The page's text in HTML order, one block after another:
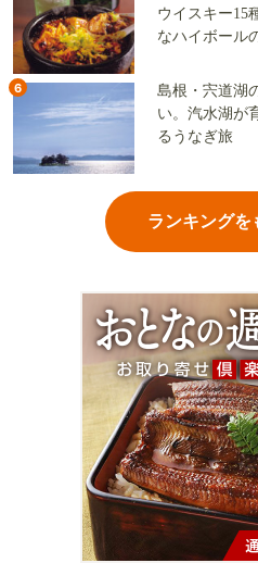
ウイスキー15
なハイボール
6
島根・宍道湖
い。汽水湖が
るうなぎ旅
ランキングを